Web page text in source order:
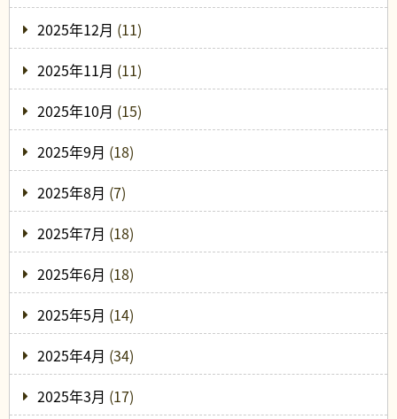
2025年12月 (11)
2025年11月 (11)
2025年10月 (15)
2025年9月 (18)
2025年8月 (7)
2025年7月 (18)
2025年6月 (18)
2025年5月 (14)
2025年4月 (34)
2025年3月 (17)